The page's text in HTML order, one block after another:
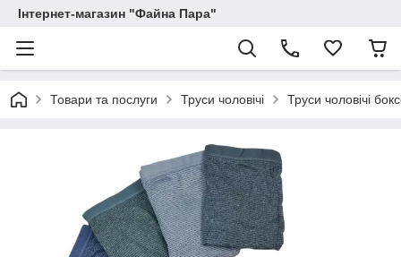
Інтернет-магазин "Файна Пара"
Товари та послуги Труси чоловічі Труси чоловічі